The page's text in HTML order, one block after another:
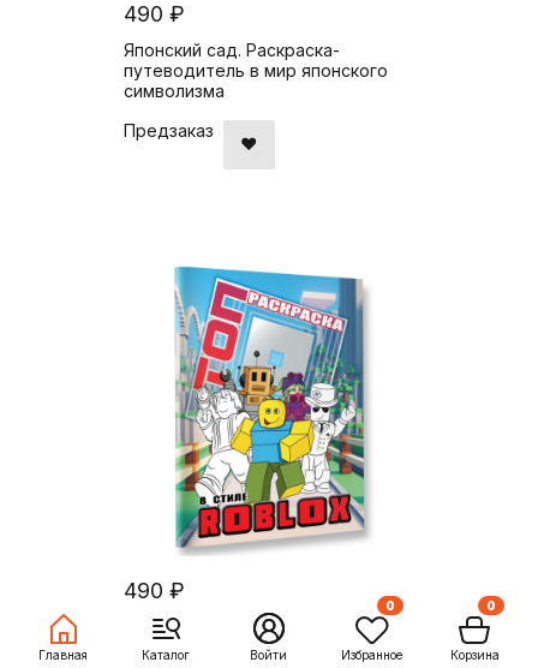
Главная Каталог Войти
0
Избранное
0
Корзина
490 ₽
Японский сад. Раскраска-
путеводитель в мир японского
символизма
Предзаказ
490 ₽
Топ раскраска в стиле Roblox